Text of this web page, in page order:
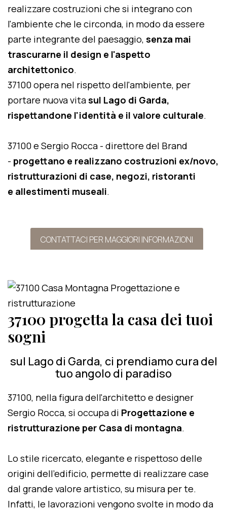
realizzare costruzioni che si integrano con
l'ambiente che le circonda, in modo da essere
parte integrante del paesaggio, senza mai
trascurarne il design e l'aspetto
architettonico.
37100 opera nel rispetto dell'ambiente, per
portare nuova vitasul Lago di Garda,
rispettandone l'identità e il valore culturale.
37100 e Sergio Rocca - direttore del Brand
- progettano e realizzano costruzioni ex/novo,
ristrutturazioni di case, negozi, ristoranti
e allestimenti museali.
CONTATTACI PER MAGGIORI INFORMAZIONI
37100 progetta la casa dei tuoi
sogni
sul Lago di Garda, ci prendiamo cura del
tuo angolo di paradiso
37100, nella figura dell'architetto e designer
Sergio Rocca, si occupa di Progettazione e
ristrutturazione per Casa di montagna.
Lo stile ricercato, elegante e rispettoso delle
origini dell'edificio, permette di realizzare case
dal grande valore artistico, su misura per te.
Infatti, le lavorazioni vengono svolte in modo da